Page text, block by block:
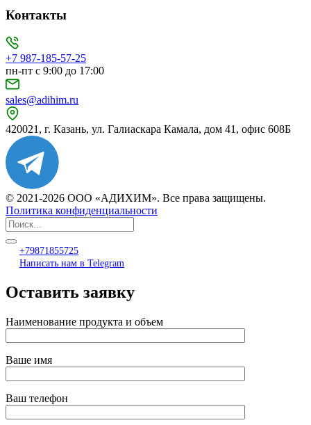
Контакты
+7 987-185-57-25
пн-пт с 9:00 до 17:00
sales@adihim.ru
420021, г. Казань, ул. Галиаскара Камала, дом 41, офис 608Б
© 2021-2026 ООО «АДИХИМ». Все права защищены.
Политика конфиденциальности
+79871855725
Написать нам в Telegram
Оставить заявку
Наименование продукта и объем
Ваше имя
Ваш телефон